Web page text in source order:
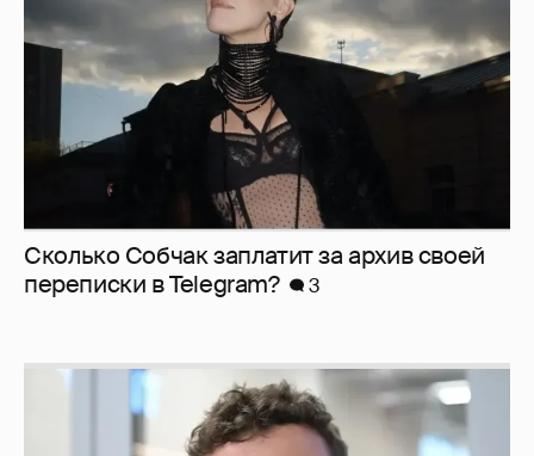
Сколько Собчак заплатит за архив своей
перeписки в Telegram?
3